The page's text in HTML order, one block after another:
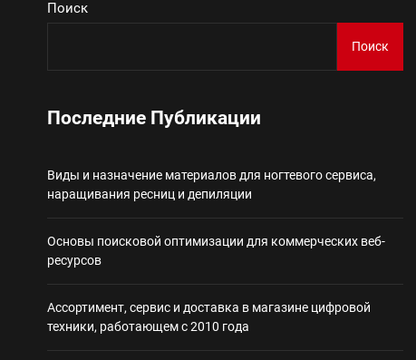
Ассортимент,
Некастодиальный
Поиск
Поиск
Последние Публикации
Виды и назначение материалов для ногтевого сервиса,
наращивания ресниц и депиляции
Основы поисковой оптимизации для коммерческих веб-
ресурсов
Ассортимент, сервис и доставка в магазине цифровой
техники, работающем с 2010 года